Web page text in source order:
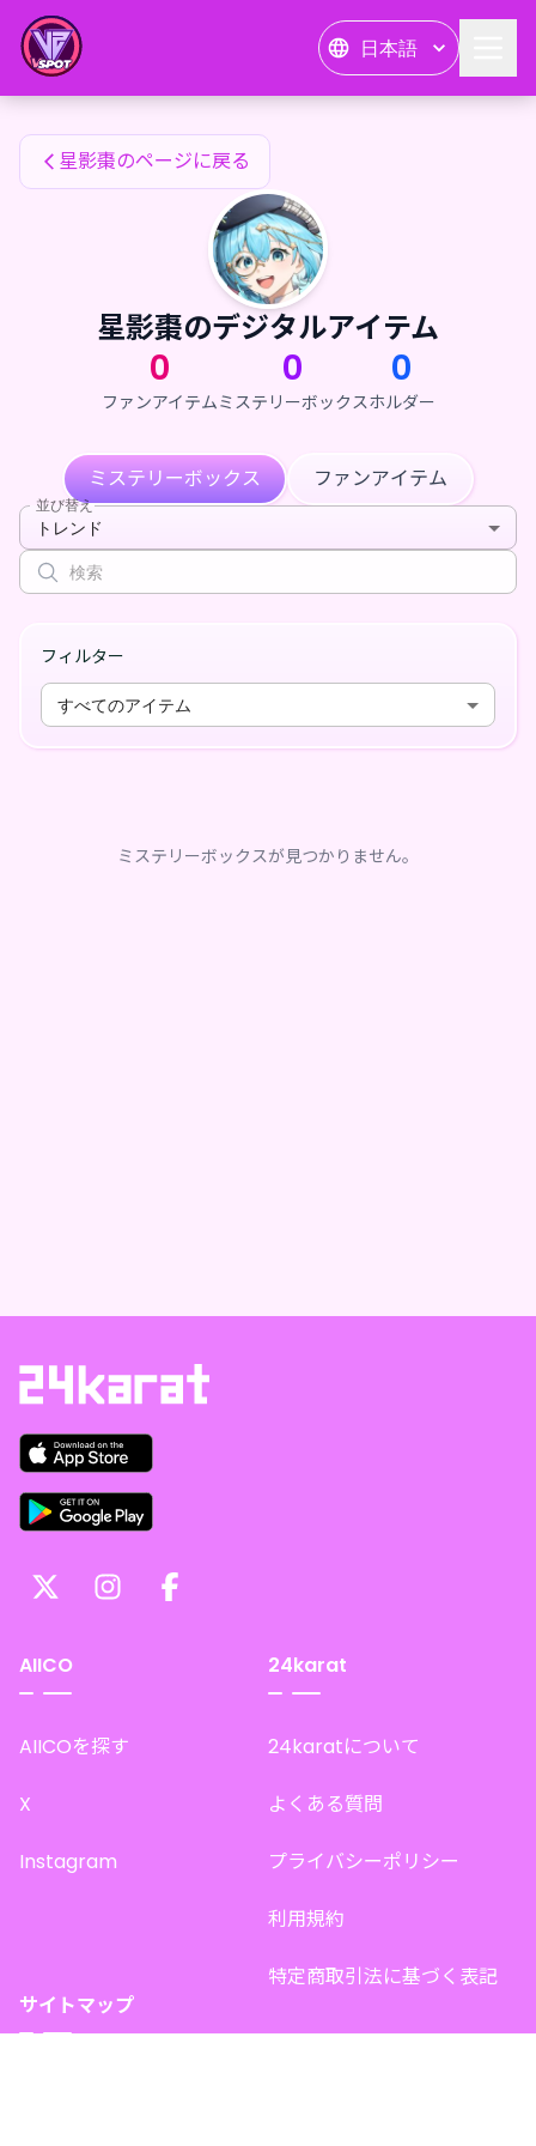
日本語
星影棗のファンアイテム
星影棗のページに戻る
星影棗のデジタルアイテム
0
ファンアイテム
0
ミステリーボックス
0
ホルダー
ミステリーボックス ファンアイテム
並び替え
トレンド
フィルター
すべてのアイテム
ミステリーボックスが見つかりません。
AIICO
AIICOを探す
X
Instagram
24karat
24karatについて
よくある質問
プライバシーポリシー
利用規約
特定商取引法に基づく表記
サイトマップ
星影棗のファンアイテム — 24karat